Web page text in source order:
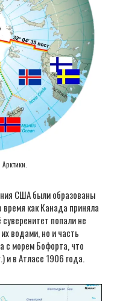
США были образованы
время как Канада приняла
попали не
водами, но и часть
с морем Бофорта, что
и в Атласе 1906 года.